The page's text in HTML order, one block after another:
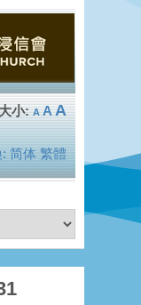
A A A
简体 繁體